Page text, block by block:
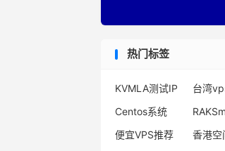
热门标签
KVMLA测试IP 台湾
Centos系统
便宜VPS推荐
香港空